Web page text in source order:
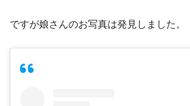
ですが娘さんのお写真は発見しました。